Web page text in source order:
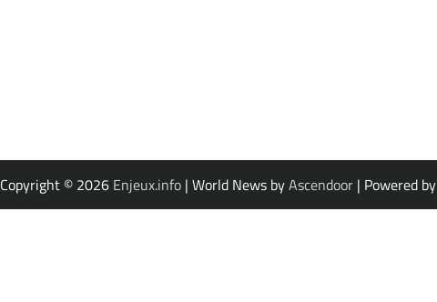
Copyright © 2026 Enjeux.info| World News byAscendoor| Powered by